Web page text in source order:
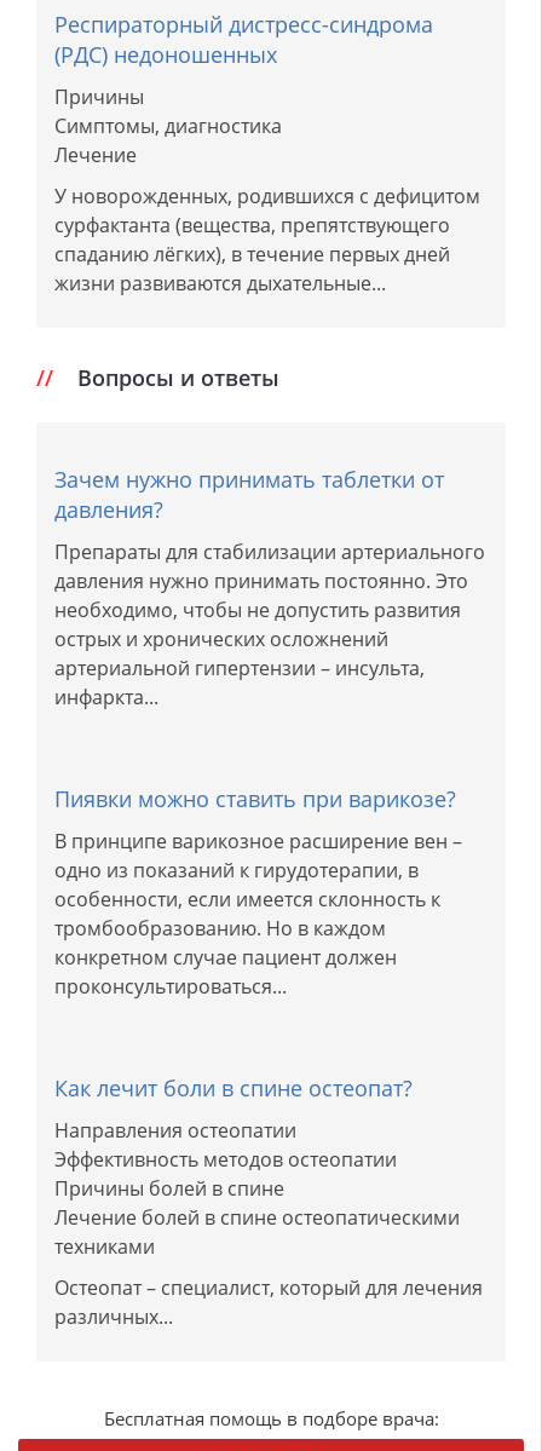
Респираторный дистресс-синдрома
(РДС) недоношенных
Причины
Симптомы, диагностика
Лечение
У новорожденных, родившихся с дефицитом
сурфактанта (вещества, препятствующего
спаданию лёгких), в течение первых дней
жизни развиваются дыхательные...
Вопросы и ответы
Зачем нужно принимать таблетки от
давления?
Препараты для стабилизации артериального
давления нужно принимать постоянно. Это
необходимо, чтобы не допустить развития
острых и хронических осложнений
артериальной гипертензии – инсульта,
инфаркта...
Пиявки можно ставить при варикозе?
В принципе варикозное расширение вен –
одно из показаний к гирудотерапии, в
особенности, если имеется склонность к
тромбообразованию. Но в каждом
конкретном случае пациент должен
проконсультироваться...
Как лечит боли в спине остеопат?
Направления остеопатии
Эффективность методов остеопатии
Причины болей в спине
Лечение болей в спине остеопатическими
техниками
Остеопат – специалист, который для лечения
различных...
Бесплатная помощь в подборе врача: